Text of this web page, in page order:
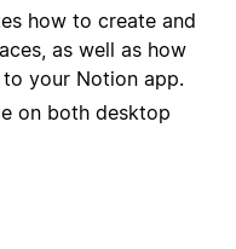
how to create and
as well as how
your Notion app.
on both desktop